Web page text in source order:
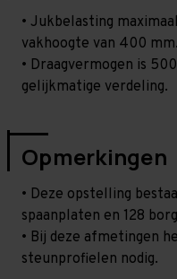
• Jukbelasting
vakhoogte van 400 mm.
• Draagvermogen is
gelijkmatige verdeling.
Opmerkingen
• Deze opstelling
spaanplaten en 128
• Bij deze afmetingen
steunprofielen nodig.